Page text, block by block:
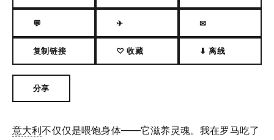
💬 ✈ ✉
复制链接 ♡ 收藏 ⬇ 离线
分享
意大利不仅仅是喂饱身体——它滋养灵魂。我在罗马吃了